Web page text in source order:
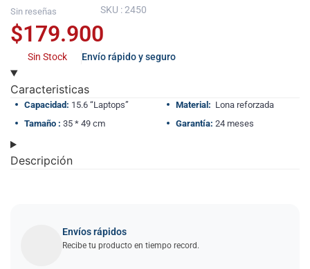
Sin reseñas SKU : 2450
$179.900
Sin Stock Envío rápido y seguro
Caracteristicas
Capacidad: 15.6 “Laptops”
Tamaño : 35 * 49 cm
Material: Lona reforzada
Garantía: 24 meses
Descripción
Envíos rápidos
Recibe tu producto en tiempo record.